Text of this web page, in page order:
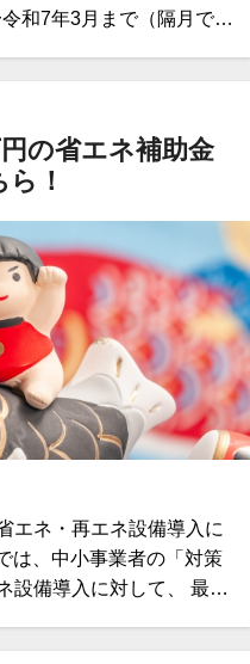
和7年3月まで（隔月で…
の省エネ補助金
！
エネ・再エネ設備導入に
は、中小事業者の「対策
設備導入に対して、 最…